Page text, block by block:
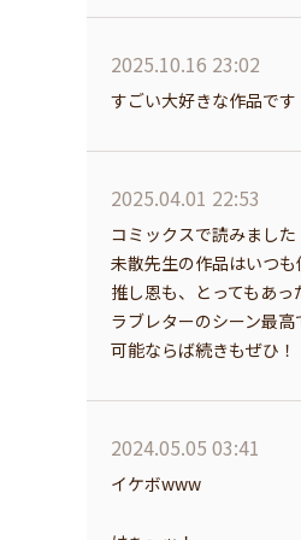
2025.10.16 23:02
すごい大好きな作品で
2025.04.01 22:53
コミックスで読みました
未散先生の作品はいつも
推し恩も、とってもあっ
ラブレターのシーン最高
可能ならば続きもぜひ！
2024.05.05 03:41
イケボwww